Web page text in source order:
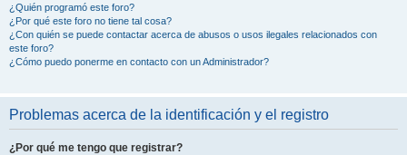
¿Quién programó este foro?
¿Por qué este foro no tiene tal cosa?
¿Con quién se puede contactar acerca de abusos o usos ilegales relacionados con
este foro?
¿Cómo puedo ponerme en contacto con un Administrador?
Problemas acerca de la identificación y el registro
¿Por qué me tengo que registrar?